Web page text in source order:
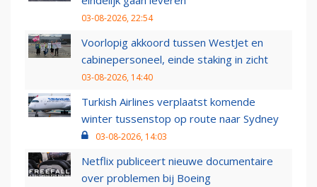
03-08-2026, 22:54
Voorlopig akkoord tussen WestJet en
cabinepersoneel, einde staking in zicht
03-08-2026, 14:40
Turkish Airlines verplaatst komende
winter tussenstop op route naar Sydney
03-08-2026, 14:03
Netflix publiceert nieuwe documentaire
over problemen bij Boeing